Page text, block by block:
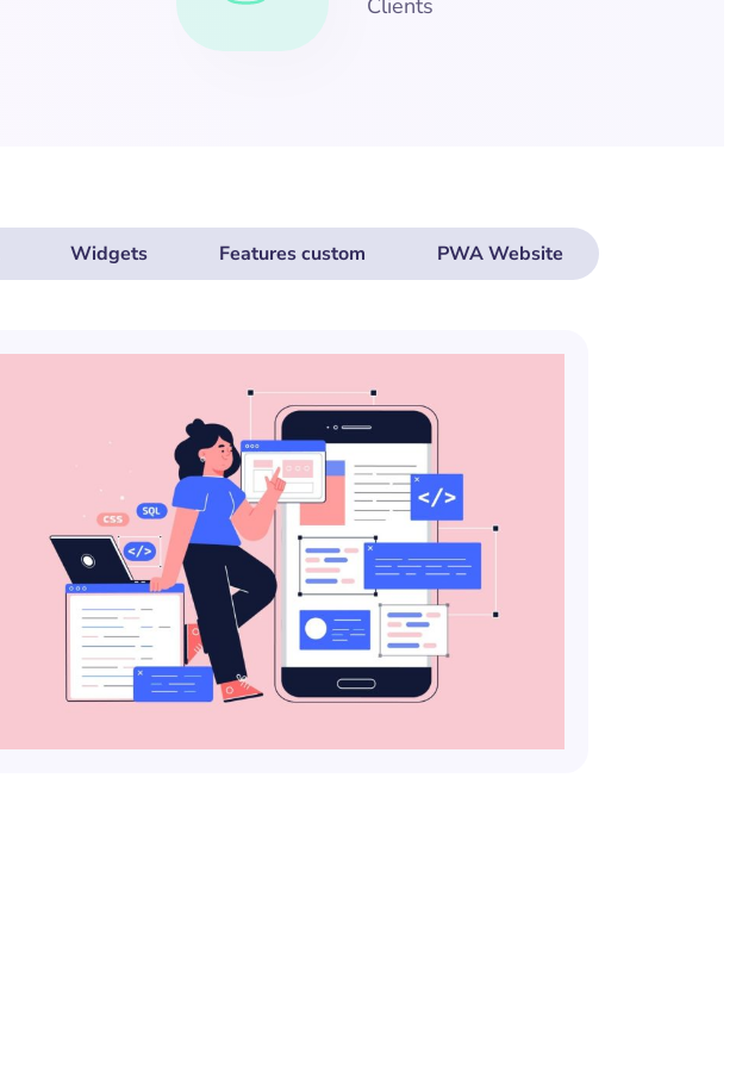
Widgets Features custom PWA Website